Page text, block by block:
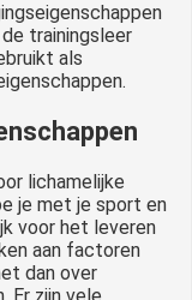
de trainingsleer
als
lichamelijke
je met je sport en
voor het leveren
aan factoren
dan over